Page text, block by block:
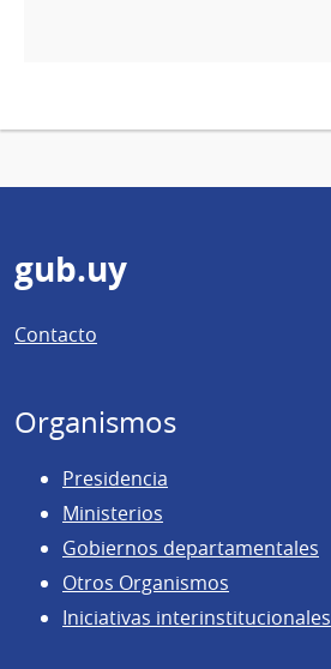
Pie
de
página
gub.uy
Contacto
Organismos
Presidencia
Ministerios
Gobiernos departamentales
Otros Organismos
Iniciativas interinstitucionales